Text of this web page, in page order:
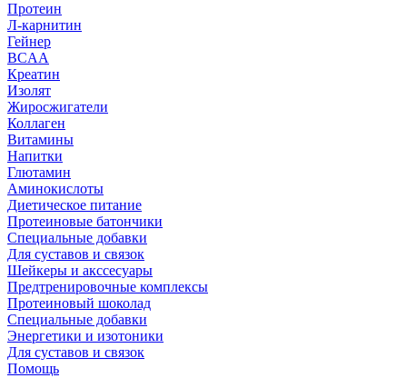
Протеин
Л-карнитин
Гейнер
BCAA
Креатин
Изолят
Жиросжигатели
Коллаген
Витамины
Напитки
Глютамин
Аминокислоты
Диетическое питание
Протеиновые батончики
Специальные добавки
Для суставов и связок
Шейкеры и акссесуары
Предтренировочные комплексы
Протеиновый шоколад
Специальные добавки
Энергетики и изотоники
Для суставов и связок
Помощь